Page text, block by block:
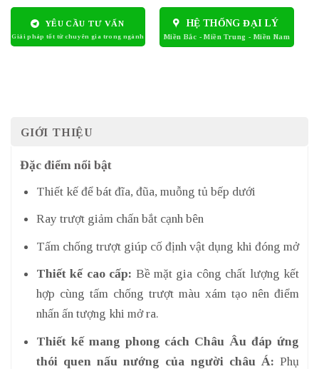
YÊU CẦU TƯ VẤN HỆ THỐNG ĐẠI LÝ
GIỚI THIỆU
Đặc điểm nổi bật
Thiết kế để bát đĩa, đũa, muỗng tủ bếp dưới
Ray trượt giảm chấn bắt cạnh bên
Tấm chống trượt giúp cố định vật dụng khi đóng mở
Thiết kế cao cấp: Bề mặt gia công chất lượng kết
hợp cùng tấm chống trượt màu xám tạo nên điểm
nhấn ấn tượng khi mở ra.
Thiết kế mang phong cách Châu Âu đáp ứng
thói quen nấu nướng của người châu Á: Phụ